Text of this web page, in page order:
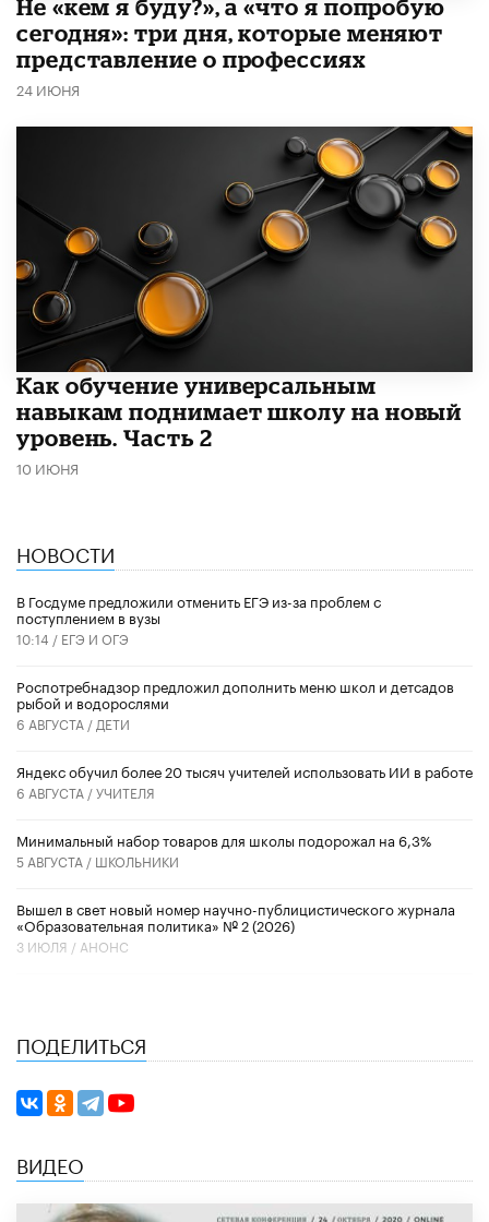
Не «кем я буду?», а «что я попробую
сегодня»: три дня, которые меняют
представление о профессиях
24 ИЮНЯ
​Как обучение универсальным
навыкам поднимает школу на новый
уровень. Часть 2
10 ИЮНЯ
НОВОСТИ
В Госдуме предложили отменить ЕГЭ из-за проблем с
поступлением в вузы
10:14 / ЕГЭ И ОГЭ
Роспотребнадзор предложил дополнить меню школ и детсадов
рыбой и водорослями
6 АВГУСТА / ДЕТИ
​Яндекс обучил более 20 тысяч учителей использовать ИИ в работе
6 АВГУСТА /УЧИТЕЛЯ
Минимальный набор товаров для школы подорожал на 6,3%
5 АВГУСТА / ШКОЛЬНИКИ
Вышел в свет новый номер научно-публицистического журнала
«Образовательная политика» № 2 (2026)
3 ИЮЛЯ / АНОНС
ПОДЕЛИТЬСЯ
ВИДЕО